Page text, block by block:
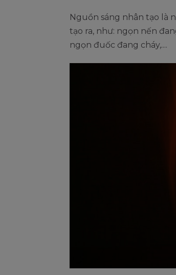
Nguồn sáng nhân tạo là
tạo ra, như: ngọn nến
ngọn đuốc đang cháy,....